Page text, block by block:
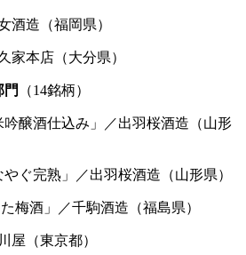
酒造（福岡県）
家本店（大分県）
門 （14銘柄）
吟醸酒仕込み」／出羽桜酒造（山形
やぐ完熟」／出羽桜酒造（山形県）
梅酒」／千駒酒造（福島県）
屋（東京都）